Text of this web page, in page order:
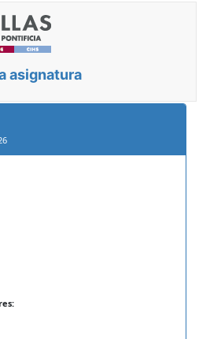
asignatura